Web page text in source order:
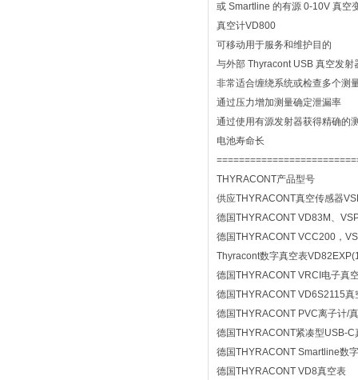
或 Smartline 的有源 0-10V 真空
真空计VD800
可移动用于服务和维护目的
与外部 Thyracont USB 真空发
非常适合缠绕系统或检查多个测
通过压力增加测量确定泄漏率
通过使用有源发射器获得精确的
电池寿命长
THYRACONT产品型号
供应THYRACONT真空传感器
德国THYRACONT VD83M、
德国THYRACONT VCC200，
Thyracont数字真空表
德国THYRACONT VRCI电子真
德国THYRACONT VD6S2115真
德国THYRACONT PVC离子计/
德国THYRACONT紧凑型USB-C
德国THYRACONT Smartline数
德国THYRACONT VD8真空表